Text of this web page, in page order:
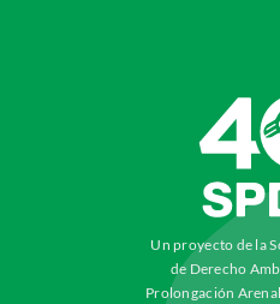
Un proyecto de la
de Derecho
Prolongación